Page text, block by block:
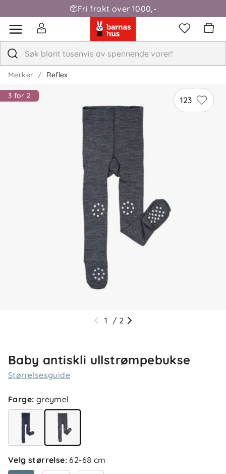
Fri frakt over 1000,-
Merker Reflex
123
3 for 2
1 / 2
Baby antiskli ullstrømpebukse
Størrelsesguide
Farge: greymel
Velg størrelse:62-68 cm